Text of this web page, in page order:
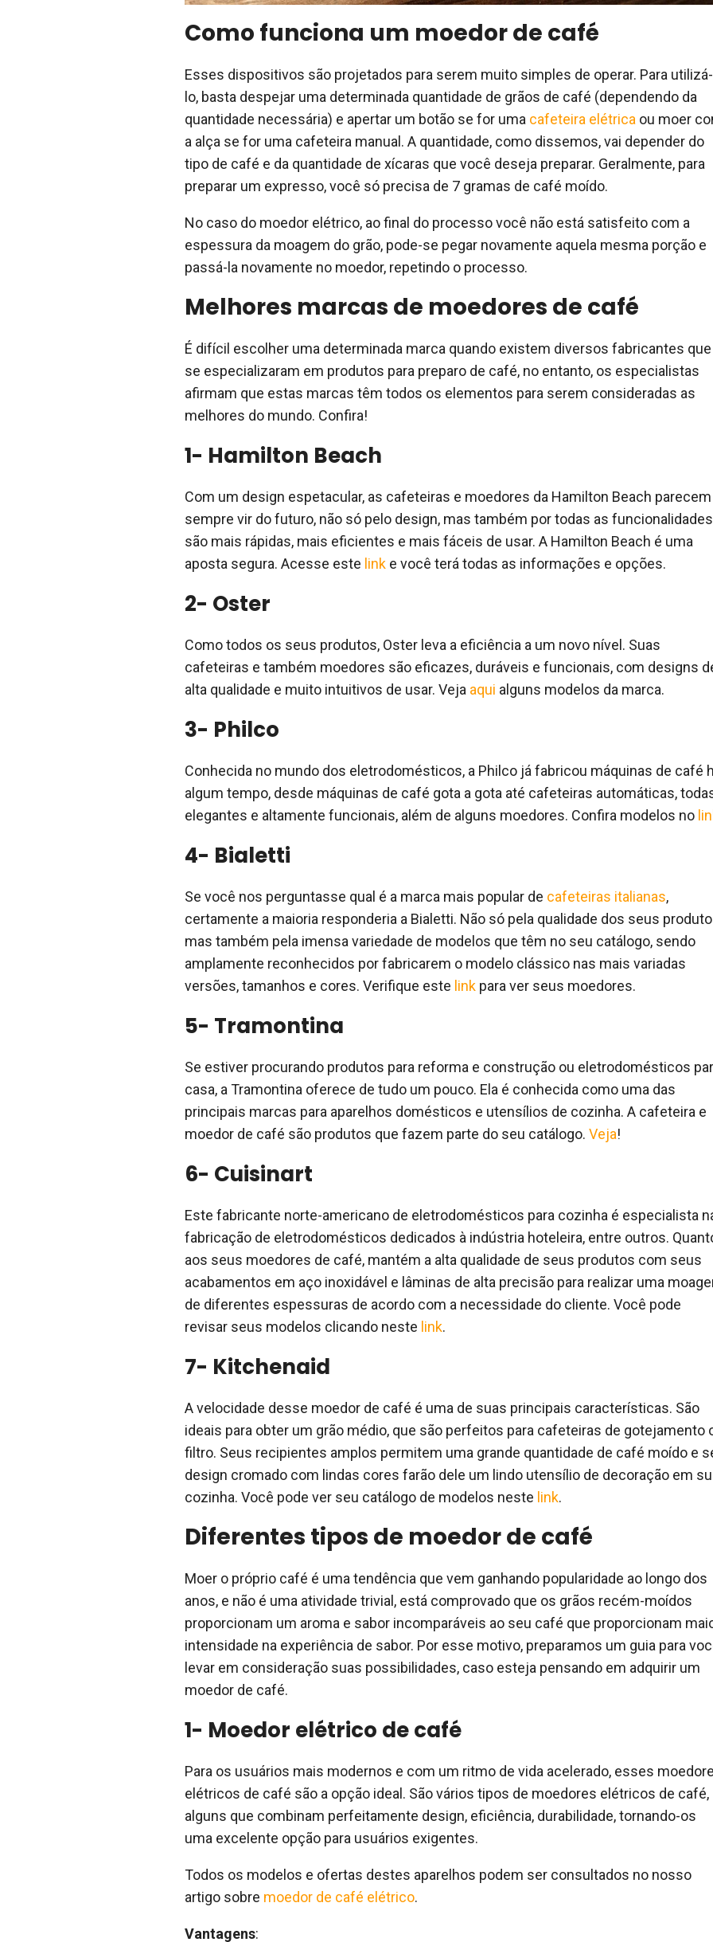
Como funciona um moedor de café
Esses dispositivos são projetados para serem muito simples de operar. Para utilizá-
lo, basta despejar uma determinada quantidade de grãos de café (dependendo da
quantidade necessária) e apertar um botão se for uma cafeteira elétrica ou moer
a alça se for uma cafeteira manual. A quantidade, como dissemos, vai depender do
tipo de café e da quantidade de xícaras que você deseja preparar. Geralmente, para
preparar um expresso, você só precisa de 7 gramas de café moído.
No caso do moedor elétrico, ao final do processo você não está satisfeito com a
espessura da moagem do grão, pode-se pegar novamente aquela mesma porção e
passá-la novamente no moedor, repetindo o processo.
Melhores marcas de moedores de café
É difícil escolher uma determinada marca quando existem diversos fabricantes que
se especializaram em produtos para preparo de café, no entanto, os especialistas
afirmam que estas marcas têm todos os elementos para serem consideradas as
melhores do mundo. Confira!
1- Hamilton Beach
Com um design espetacular, as cafeteiras e moedores da Hamilton Beach parecem
sempre vir do futuro, não só pelo design, mas também por todas as
são mais rápidas, mais eficientes e mais fáceis de usar. A Hamilton Beach é uma
aposta segura. Acesse este link e você terá todas as informações e opções.
2- Oster
Como todos os seus produtos, Oster leva a eficiência a um novo nível. Suas
cafeteiras e também moedores são eficazes, duráveis ​​e funcionais, com designs
alta qualidade e muito intuitivos de usar. Veja aqui alguns modelos da marca.
3- Philco
Conhecida no mundo dos eletrodomésticos, a Philco já fabricou máquinas de café
algum tempo, desde máquinas de café gota a gota até cafeteiras automáticas,
elegantes e altamente funcionais, além de alguns moedores. Confira modelos no
4- Bialetti
Se você nos perguntasse qual é a marca mais popular de cafeteiras italianas,
certamente a maioria responderia a Bialetti. Não só pela qualidade dos seus
mas também pela imensa variedade de modelos que têm no seu catálogo, sendo
amplamente reconhecidos por fabricarem o modelo clássico nas mais variadas
versões, tamanhos e cores. Verifique este link para ver seus moedores.
5- Tramontina
Se estiver procurando produtos para reforma e construção ou eletrodomésticos
casa, a Tramontina oferece de tudo um pouco. Ela é conhecida como uma das
principais marcas para aparelhos domésticos e utensílios de cozinha. A cafeteira e
moedor de café são produtos que fazem parte do seu catálogo. Veja!
6- Cuisinart
Este fabricante norte-americano de eletrodomésticos para cozinha é especialista
fabricação de eletrodomésticos dedicados à indústria hoteleira, entre outros.
aos seus moedores de café, mantém a alta qualidade de seus produtos com seus
acabamentos em aço inoxidável e lâminas de alta precisão para realizar uma
de diferentes espessuras de acordo com a necessidade do cliente. Você pode
revisar seus modelos clicando neste link.
7- Kitchenaid
A velocidade desse moedor de café é uma de suas principais características. São
ideais para obter um grão médio, que são perfeitos para cafeteiras de gotejamento
filtro. Seus recipientes amplos permitem uma grande quantidade de café moído e
design cromado com lindas cores farão dele um lindo utensílio de decoração em
cozinha. Você pode ver seu catálogo de modelos neste link.
Diferentes tipos de moedor de café
Moer o próprio café é uma tendência que vem ganhando popularidade ao longo dos
anos, e não é uma atividade trivial, está comprovado que os grãos recém-moídos
proporcionam um aroma e sabor incomparáveis ​​ao seu café que proporcionam
intensidade na experiência de sabor. Por esse motivo, preparamos um guia para
levar em consideração suas possibilidades, caso esteja pensando em adquirir um
moedor de café.
1- Moedor elétrico de café
Para os usuários mais modernos e com um ritmo de vida acelerado, esses
elétricos de café são a opção ideal. São vários tipos de moedores elétricos de café,
alguns que combinam perfeitamente design, eficiência, durabilidade, tornando-os
uma excelente opção para usuários exigentes.
Todos os modelos e ofertas destes aparelhos podem ser consultados no nosso
artigo sobre moedor de café elétrico.
Vantagens: